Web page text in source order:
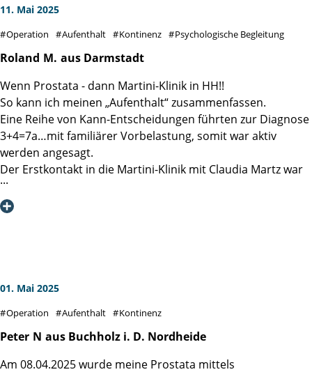
Operation, alles ist vorbildlich. Ein ganz herzliches
11. Mai 2025
Operation Aufenthalt Kontinenz Psychologische Begleitung
Roland M. aus Darmstadt
Wenn Prostata - dann Martini-Klinik in HH!!
So kann ich meinen „Aufenthalt“ zusammenfassen.
Eine Reihe von Kann-Entscheidungen führten zur Diagnose
3+4=7a…mit familiärer Vorbelastung, somit war aktiv
werden angesagt.
Der Erstkontakt in die Martini-Klinik mit Claudia Martz war
effektiv und beruhigend, selbst nachdem ein Verdi Streik
den Ersttermin verhindert hat, ging es rasch und
Küchenfrauen, Psycho-Onkologe Alex bis hin zu den
uns Patienten geht, welches der nächste richtige Schritt ist
und begleiteten jeden einzelnen mit emphatischer
01. Mai 2025
Operation Aufenthalt Kontinenz
Peter N aus Buchholz i. D. Nordheide
Am 08.04.2025 wurde meine Prostata mittels